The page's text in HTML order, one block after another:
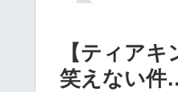
【ティア
笑えない件